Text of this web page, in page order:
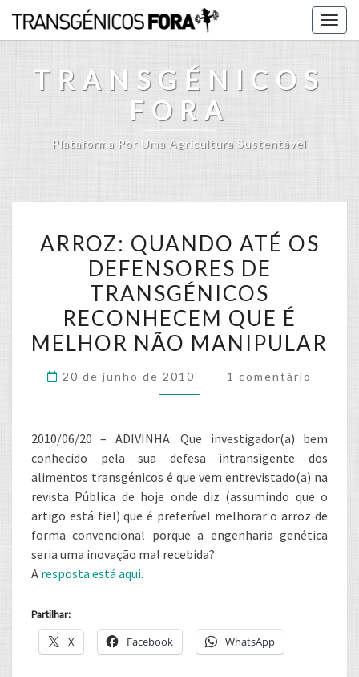
Skip
TRANSGÉNICOS
FORA
Plataforma Por Uma Agricultura Sustentável
QUANDO
ATÉ
OS
DEFENSORES
DE
TRANSGÉNICOS
RECONHECEM
QUE
MELHOR
NÃO
MANIPULAR
ARROZ: QUANDO ATÉ OS
DEFENSORES DE
TRANSGÉNICOS
RECONHECEM QUE É
MELHOR NÃO MANIPULAR
20 de junho de 2010 Comments
1 comentário
2010/06/20 – ADIVINHA: Que investigador(a) bem
conhecido pela sua defesa intransigente dos
alimentos transgénicos é que vem entrevistado(a) na
revista Pública de hoje onde diz (assumindo que o
artigo está fiel) que é preferível melhorar o arroz de
forma convencional porque a engenharia genética
seria uma inovação mal recebida?
A resposta está aqui.
Partilhar:
X Facebook WhatsApp